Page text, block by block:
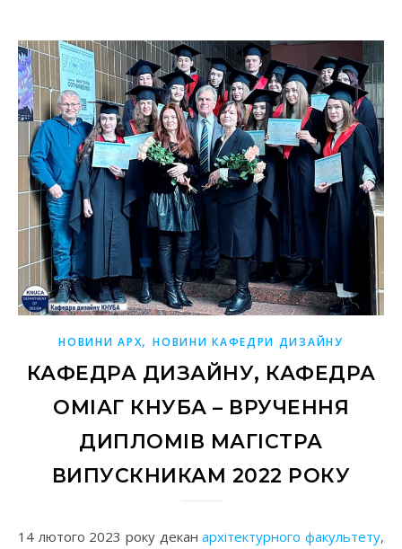
НОВИНИ АРХ,НОВИНИ КАФЕДРИ ДИЗАЙНУ
КАФЕДРА ДИЗАЙНУ, КАФЕДРА
ОМІАГ КНУБА – ВРУЧЕННЯ
ДИПЛОМІВ МАГІСТРА
ВИПУСКНИКАМ 2022 РОКУ
14 лютого 2023 року деканархітектурного факультету,